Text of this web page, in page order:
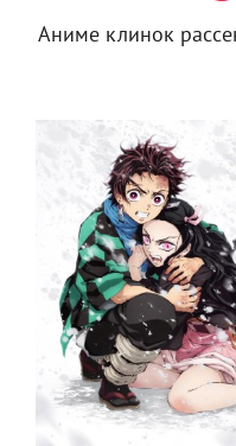
Аниме клинок